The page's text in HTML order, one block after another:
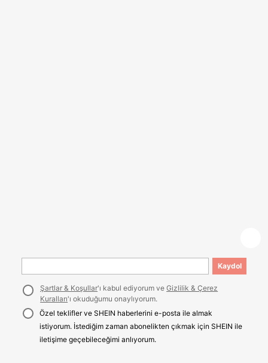
Kaydol
Şartlar & Koşullar'ı kabul ediyorum veGizlilik & Çerez
Kuralları'ı okuduğumu onaylıyorum.
Özel teklifler ve SHEIN haberlerini e-posta ile almak
istiyorum. İstediğim zaman abonelikten çıkmak için SHEIN ile
iletişime geçebileceğimi anlıyorum.